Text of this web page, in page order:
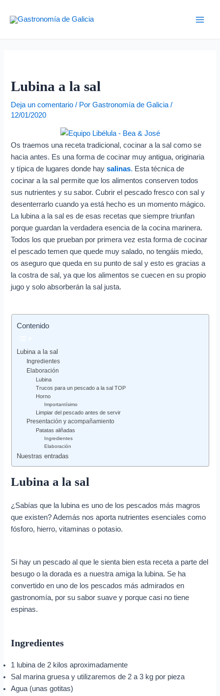
Lubina a la sal
Deja un comentario / PorGastronomía de Galicia/
12/01/2020
Os traemos una receta tradicional, cocinar a la sal como se
hacia antes. Es una forma de cocinar muy antigua, originaria
y típica de lugares donde haysalinas. Esta técnica de
cocinar a la sal permite que los alimentos conserven todos
sus nutrientes y su sabor. Cubrir el pescado fresco con sal y
desenterrarlo cuando ya está hecho es un momento mágico.
La lubina a la sal es de esas recetas que siempre triunfan
porque guardan la verdadera esencia de la cocina marinera.
Todos los que prueban por primera vez esta forma de cocinar
el pescado temen que quede muy salado, no tengáis miedo,
os aseguro que queda en su punto de sal y esto es gracias a
la costra de sal, ya que los alimentos se cuecen en su propio
jugo y solo absorberán la sal justa.
Contenido
Lubina a la sal
Ingredientes
Elaboración
Lubina
Trucos para un pescado a la sal TOP
Horno
Importantísimo
Limpiar del pescado antes de servir
Presentación y acompañamiento
Patatas aliñadas
Ingredientes
Elaboración
Nuestras entradas
Lubina a la sal
¿Sabías que la lubina es uno de los pescados más magros
que existen? Además nos aporta nutrientes esenciales como
fósforo, hierro, vitaminas o potasio.
Si hay un pescado al que le sienta bien esta receta a parte del
besugo o la dorada es a nuestra amiga la lubina. Se ha
convertido en uno de los pescados más admirados en
gastronomía, por su sabor suave y porque casi no tiene
espinas.
Ingredientes
1 lubina de 2 kilos aproximadamente
Sal marina gruesa y utilizaremos de 2 a 3 kg por pieza
Agua (unas gotitas)
de
i
i
ó
e
o
r
r
e
e
l
e
c